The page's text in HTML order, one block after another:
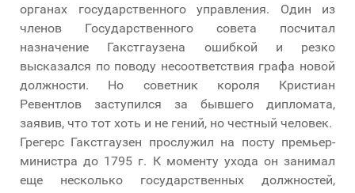
органах государственного управления. Один из
членов Государственного совета посчитал
назначение Гакстгаузена ошибкой и резко
высказался по поводу несоответствия графа новой
должности. Но советник короля Кристиан
Ревентлов заступился за бывшего дипломата,
заявив, что тот хоть и не гений, но честный человек.
Грегерс Гакстгаузен прослужил на посту премьер-
министра до 1795 г. К моменту ухода он занимал
еще несколько государственных должностей,